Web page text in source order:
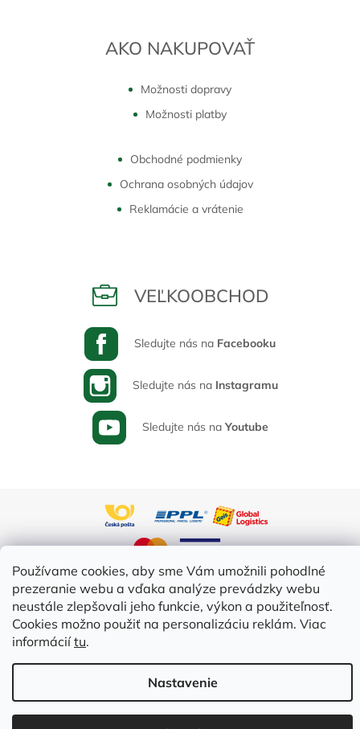
Používame cookies, aby sme Vám umožnili pohodlné
prezeranie webu a vďaka analýze prevádzky webu
neustále zlepšovali jeho funkcie, výkon a použiteľnosť.
Cookies možno použiť na personalizáciu reklám. Viac
informáciítu.
Nastavenie
AKO NAKUPOVAŤ
Možnosti dopravy
Možnosti platby
Obchodné podmienky
Ochrana osobných údajov
Reklamácie a vrátenie
VEĽKOOBCHOD
Sledujte nás na Facebooku
Sledujte nás na Instagramu
Sledujte nás na Youtube
Vytvoril Shoptet
Copyright 2026Varia-Plus.sk. Všetky práva vyhradené.Upraviť
nastavenie cookies